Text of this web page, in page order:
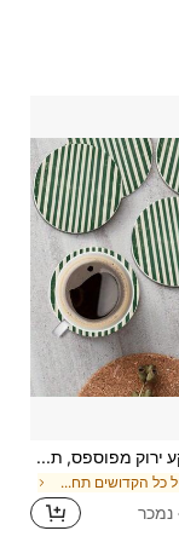
סט 6 חלקים, רקע ירוק מפוספס, תחתית עגולה, תחתית משקאות עמידה בחום לקפה, משטח הגנה לשולחן תה ביתי, אביזר מטבח, מתנה מושלמת למעבר דירה
ב ליל כל הקדושים תחתיות